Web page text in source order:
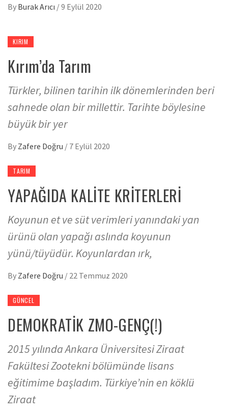
By Burak Arıcı /9 Eylül 2020
KIRIM
Kırım’da Tarım
Türkler, bilinen tarihin ilk dönemlerinden beri
sahnede olan bir millettir. Tarihte böylesine
büyük bir yer
By Zafere Doğru / 7 Eylül 2020
TARIM
YAPAĞIDA KALİTE KRİTERLERİ
Koyunun et ve süt verimleri yanındaki yan
ürünü olan yapağı aslında koyunun
yünü/tüyüdür. Koyunlardan ırk,
By Zafere Doğru / 22 Temmuz 2020
GÜNCEL
DEMOKRATİK ZMO-GENÇ(!)
2015 yılında Ankara Üniversitesi Ziraat
Fakültesi Zootekni bölümünde lisans
eğitimime başladım. Türkiye’nin en köklü
Ziraat